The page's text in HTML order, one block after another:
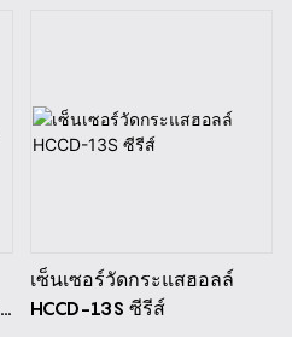
เซ็นเซอร์วัดกระแสฮอลล์
HCCD-13S ซีรีส์